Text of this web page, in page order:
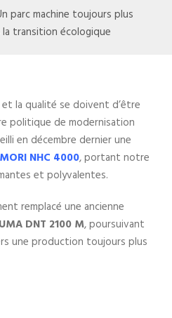
parc machine toujours plus
transition écologique
et la qualité se doivent d’être
politique de modernisation
en décembre dernier une
NHC 4000, portant notre
et polyvalentes.
remplacé une ancienne
DNT 2100 M, poursuivant
une production toujours plus